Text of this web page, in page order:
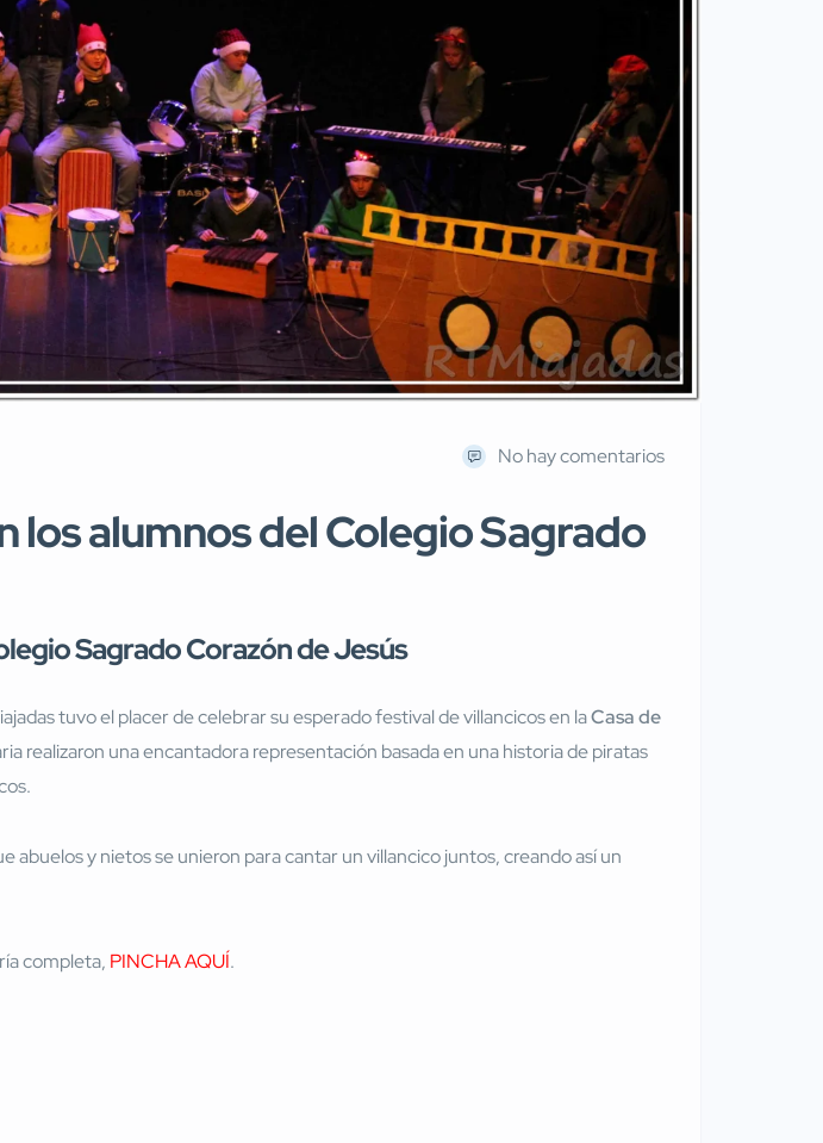
No hay comentarios
los alumnos del Colegio Sagrado
Sagrado Corazón de Jesús
tuvo el placer de celebrar su esperado festival de villancicos en laCasa de
realizaron una encantadora representación basada en una historia de piratas
y nietos se unieron para cantar un villancico juntos, creando así un
completa, PINCHA AQUÍ.